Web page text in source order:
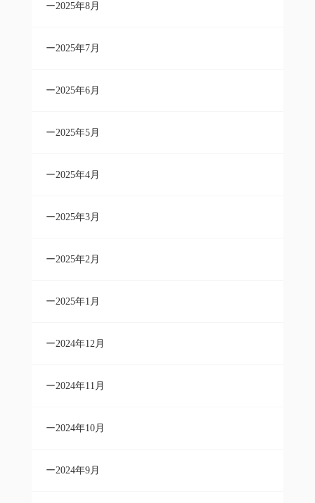
2025年8月
2025年7月
2025年6月
2025年5月
2025年4月
2025年3月
2025年2月
2025年1月
2024年12月
2024年11月
2024年10月
2024年9月